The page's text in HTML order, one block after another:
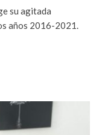
su agitada
años 2016-2021.